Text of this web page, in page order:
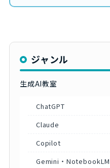
ジャンル
生成AI教室
ChatGPT
Claude
Copilot
Gemini・NotebookLM